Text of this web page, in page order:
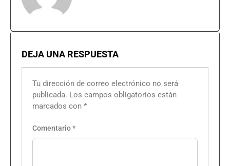
DEJA UNA RESPUESTA
Tu dirección de correo electrónico no será
publicada. Los campos obligatorios están
marcados con *
Comentario*